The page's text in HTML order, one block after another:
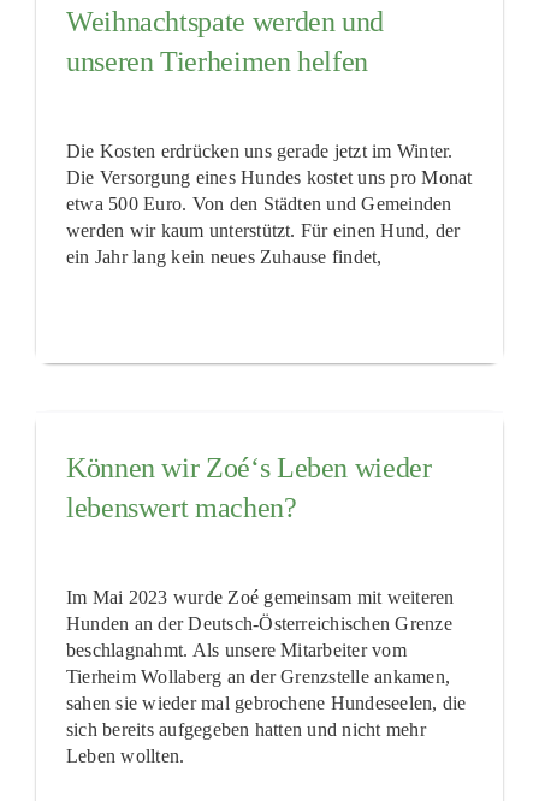
Weihnachtspate werden und
unseren Tierheimen helfen
Die Kosten erdrücken uns gerade jetzt im Winter.
Die Versorgung eines Hundes kostet uns pro Monat
etwa 500 Euro. Von den Städten und Gemeinden
werden wir kaum unterstützt. Für einen Hund, der
ein Jahr lang kein neues Zuhause findet,
Können wir Zoé‘s Leben wieder
lebenswert machen?
Im Mai 2023 wurde Zoé gemeinsam mit weiteren
Hunden an der Deutsch-Österreichischen Grenze
beschlagnahmt. Als unsere Mitarbeiter vom
Tierheim Wollaberg an der Grenzstelle ankamen,
sahen sie wieder mal gebrochene Hundeseelen, die
sich bereits aufgegeben hatten und nicht mehr
Leben wollten.